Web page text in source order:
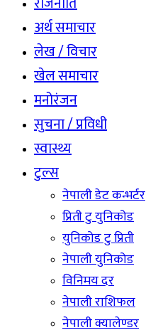
अर्थ समाचार
लेख / विचार
खेल समाचार
मनोरंजन
सुचना / प्रविधी
स्वास्थ्य
टुल्स
नेपाली डेट कन्भर्टर
प्रिती टु युनिकोड
युनिकोड टु प्रिती
नेपाली युनिकोड
विनिमय दर
नेपाली राशिफल
नेपाली क्यालेण्डर